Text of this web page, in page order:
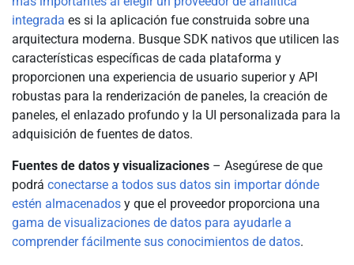
integrada es si la aplicación fue construida sobre una
arquitectura moderna. Busque SDK nativos que utilicen las
características específicas de cada plataforma y
proporcionen una experiencia de usuario superior y API
robustas para la renderización de paneles, la creación de
paneles, el enlazado profundo y la UI personalizada para la
adquisición de fuentes de datos.
Fuentes de datos y visualizaciones – Asegúrese de que
podrá conectarse a todos sus datos sin importar dónde
estén almacenados y que el proveedor proporciona una
gama de visualizaciones de datos para ayudarle a
comprender fácilmente sus conocimientos de datos.